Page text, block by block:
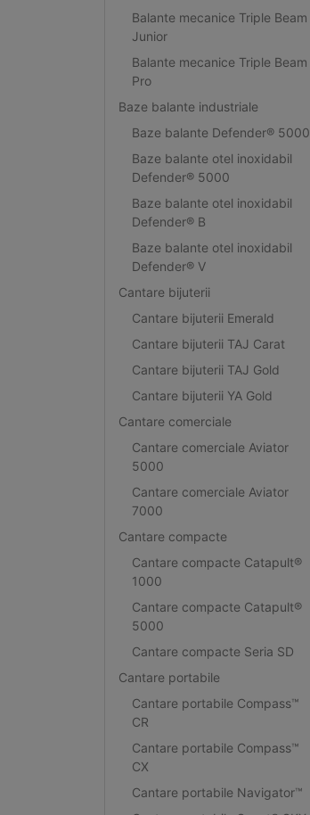
Balante mecanice Triple Beam
Junior
Balante mecanice Triple Beam
Pro
Baze balante industriale
Baze balante Defender® 5000
Baze balante otel inoxidabil
Defender® 5000
Baze balante otel inoxidabil
Defender® B
Baze balante otel inoxidabil
Defender® V
Cantare bijuterii
Cantare bijuterii Emerald
Cantare bijuterii TAJ Carat
Cantare bijuterii TAJ Gold
Cantare bijuterii YA Gold
Cantare comerciale
Cantare comerciale Aviator
5000
Cantare comerciale Aviator
7000
Cantare compacte
Cantare compacte Catapult®
1000
Cantare compacte Catapult®
5000
Cantare compacte Seria SD
Cantare portabile
Cantare portabile Compass™
CR
Cantare portabile Compass™
CX
Cantare portabile Navigator™